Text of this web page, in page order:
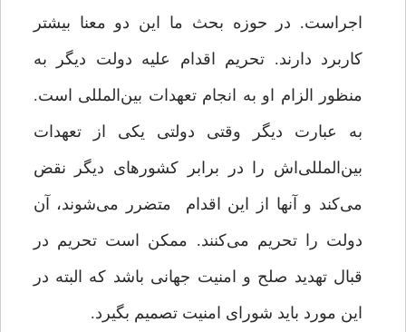
اجراست. در حوزه بحث ما این دو معنا بیشتر
کاربرد دارند. تحریم اقدام علیه دولت دیگر به
منظور الزام او به انجام تعهدات بین‌المللی‌ است.
به عبارت دیگر وقتی دولتی یکی از تعهدات
بین‌المللی‌اش را در برابر کشورهای دیگر نقض
می‌کند و آنها از این اقدام متضرر ‌می‌شوند، آن
دولت را تحریم می‌کنند. ممکن است تحریم در
قبال تهدید صلح و امنیت جهانی باشد که البته در
این مورد باید شورای امنیت تصمیم بگیرد.